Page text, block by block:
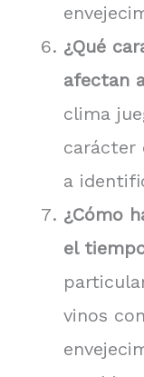
¿Qué
afectan
clima
carácter
a
¿Cómo
el
vinos